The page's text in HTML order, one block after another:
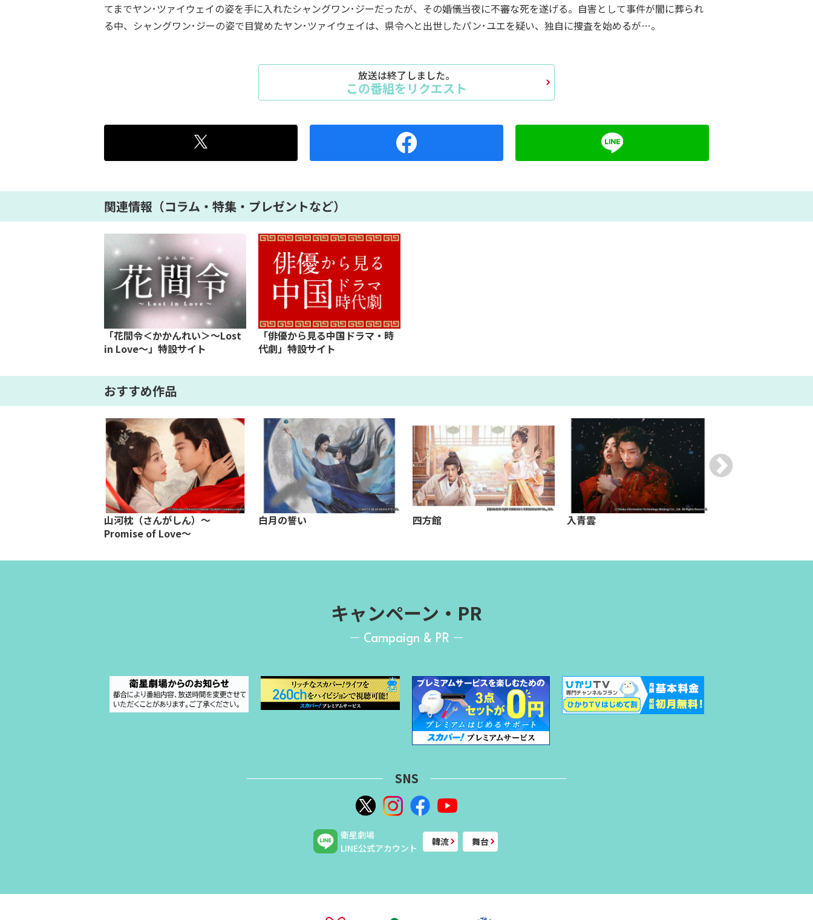
てまでヤン･ツァイウェイの姿を手に入れたシャングワン･ジーだったが、その婚儀当夜に不審な死を遂げる。自害として事件が闇に葬られ
る中、シャングワン･ジーの姿で目覚めたヤン･ツァイウェイは、県令へと出世したパン･ユエを疑い、独自に捜査を始めるが…。
放送は終了しました。
この番組をリクエスト
関連情報（コラム・特集・プレゼントなど）
「花間令＜かかんれい＞～Lost
in Love～」特設サイト
「俳優から見る中国ドラマ・時
代劇」特設サイト
おすすめ作品
山河枕（さんがしん）～
Promise of Love～
白月の誓い 四方館 入青雲
キャンペーン・PR
Campaign & PR
SNS
衛星劇場
LINE公式アカウント
韓流 舞台